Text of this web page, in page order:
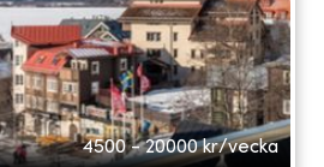
4500 - 20000 kr/vecka